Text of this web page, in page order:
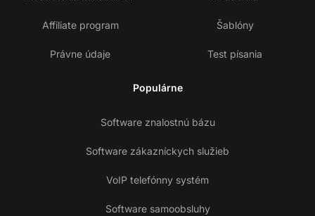
Affiliate program
Právne údaje
Šablóny
Test písania
Populárne
Software znalostnú bázu
Software zákazníckych služieb
VoIP telefónny systém
Software samoobsluhy